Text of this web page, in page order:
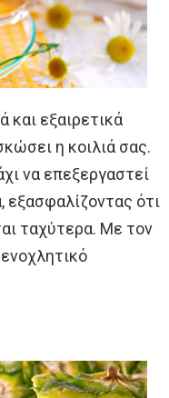
και εξαιρετικά
η κοιλιά σας.
να επεξεργαστεί
εξασφαλίζοντας ότι
ταχύτερα. Με τον